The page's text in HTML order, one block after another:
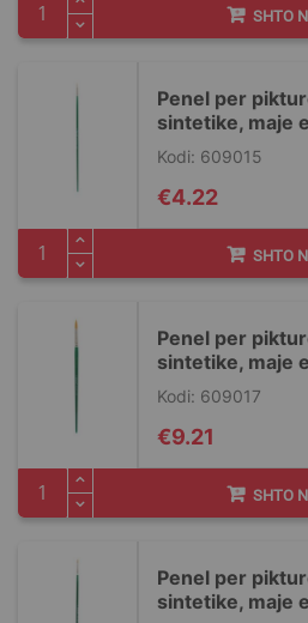
SHTO
Penel per
sintetike, maje
Kodi: 609015
€4.22
SHTO
Penel per
sintetike, maje
Kodi: 609017
€9.21
SHTO
Penel per
sintetike, maje